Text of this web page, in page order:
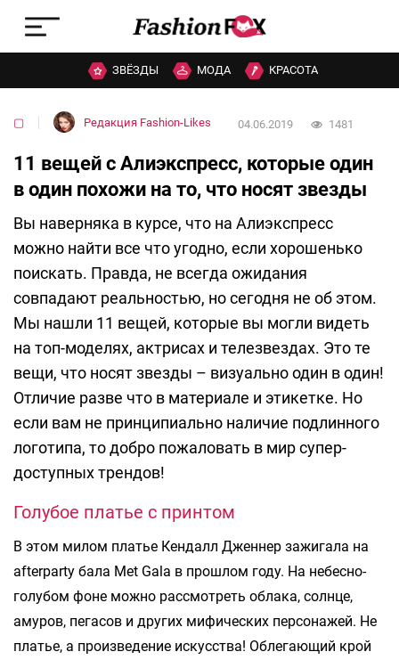
ЗВЁЗДЫ МОДА КРАСОТА
▢ Редакция Fashion-Likes 04.06.2019 1481
11 вещей с Алиэкспресс, которые один
в один похожи на то, что носят звезды
Вы наверняка в курсе, что на Алиэкспресс
можно найти все что угодно, если хорошенько
поискать. Правда, не всегда ожидания
совпадают реальностью, но сегодня не об этом.
Мы нашли 11 вещей, которые вы могли видеть
на топ-моделях, актрисах и телезвездах. Это те
вещи, что носят звезды – визуально один в один!
Отличие разве что в материале и этикетке. Но
если вам не принципиально наличие подлинного
логотипа, то добро пожаловать в мир супер-
доступных трендов!
Голубое платье с принтом
В этом милом платье Кендалл Дженнер зажигала на
afterparty бала Met Gala в прошлом году. На небесно-
голубом фоне можно рассмотреть облака, солнце,
амуров, пегасов и других мифических персонажей. Не
платье, а произведение искусства! Облегающий крой